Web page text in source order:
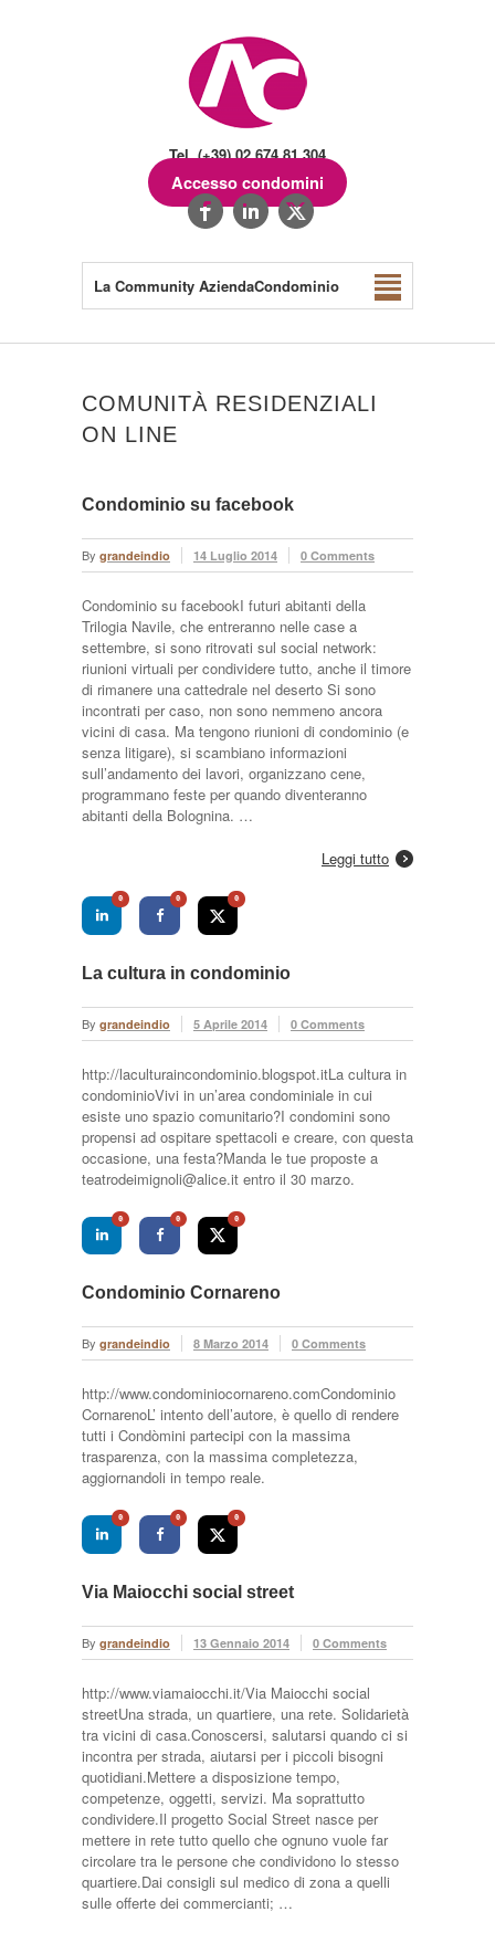
Tel. (+39) 02.674.81.304
Accesso condomini
La Community AziendaCondominio
COMUNITÀ RESIDENZIALI
ON LINE
Condominio su facebook
By grandeindio 14 Luglio 2014 0 Comments
Condominio su facebookI futuri abitanti della
Trilogia Navile, che entreranno nelle case a
settembre, si sono ritrovati sul social network:
riunioni virtuali per condividere tutto, anche il timore
di rimanere una cattedrale nel deserto Si sono
incontrati per caso, non sono nemmeno ancora
vicini di casa. Ma tengono riunioni di condominio (e
senza litigare), si scambiano informazioni
sull’andamento dei lavori, organizzano cene,
programmano feste per quando diventeranno
abitanti della Bolognina. …
Leggi tutto
0 0 0
La cultura in condominio
By grandeindio 5 Aprile 2014 0 Comments
http://laculturaincondominio.blogspot.itLa cultura in
condominioVivi in un’area condominiale in cui
esiste uno spazio comunitario?I condomini sono
propensi ad ospitare spettacoli e creare, con questa
occasione, una festa?Manda le tue proposte a
teatrodeimignoli@alice.it entro il 30 marzo.
0 0 0
Condominio Cornareno
By grandeindio 8 Marzo 2014 0 Comments
http://www.condominiocornareno.comCondominio
CornarenoL’ intento dell’autore, è quello di rendere
tutti i Condòmini partecipi con la massima
trasparenza, con la massima completezza,
aggiornandoli in tempo reale.
0 0 0
Via Maiocchi social street
By grandeindio 13 Gennaio 2014 0 Comments
http://www.viamaiocchi.it/Via Maiocchi social
streetUna strada, un quartiere, una rete. Solidarietà
tra vicini di casa.Conoscersi, salutarsi quando ci si
incontra per strada, aiutarsi per i piccoli bisogni
quotidiani.Mettere a disposizione tempo,
competenze, oggetti, servizi. Ma soprattutto
condividere.Il progetto Social Street nasce per
mettere in rete tutto quello che ognuno vuole far
circolare tra le persone che condividono lo stesso
quartiere.Dai consigli sul medico di zona a quelli
sulle offerte dei commercianti; …